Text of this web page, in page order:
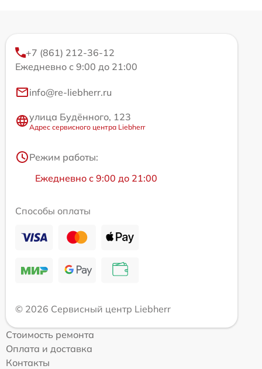
+7 (861) 212-36-12
Ежедневно с 9:00 до 21:00
info@re-liebherr.ru
улица Будённого, 123
Адрес сервисного центра Liebherr
Режим работы:
Ежедневно с 9:00 до 21:00
Способы оплаты
© 2026 Сервисный центр Liebherr
Стоимость ремонта
Оплата и доставка
Контакты